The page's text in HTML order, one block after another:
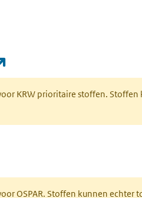
KRW prioritaire stoffen.
OSPAR. Stoffen kunnen